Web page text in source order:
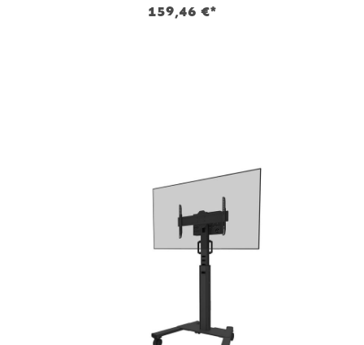
159,46 €*